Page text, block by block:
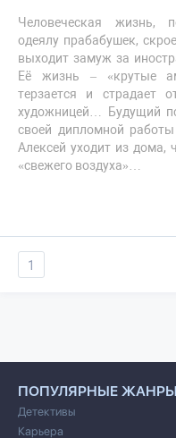
Человеческая жизнь,
одеялу прабабушек,
выходит замуж за
Её жизнь – «крутые
терзается и страдает
художницей… Будущий
своей дипломной
Алексей уходит из дома,
«свежего воздуха»…
1
ПОПУЛЯРНЫЕ ЖАНРЫ
Детективы
Карьера